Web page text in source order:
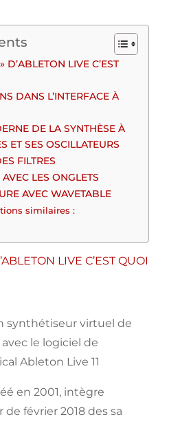
D’ABLETON LIVE C’EST
DANS L’INTERFACE À
DE LA SYNTHÈSE À
ET SES OSCILLATEURS
FILTRES
LES ONGLETS
AVEC WAVETABLE
similaires :
LIVE C’EST QUOI
synthétiseur virtuel de
le logiciel de
Ableton Live 11
en 2001, intègre
de février 2018 des sa